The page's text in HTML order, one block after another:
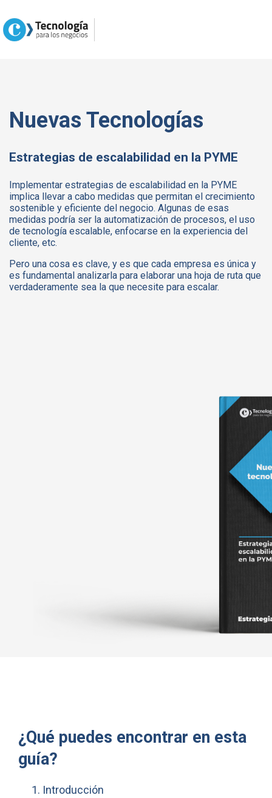
Nuevas Tecnologías
Estrategias de escalabilidad en la PYME
Implementar estrategias de escalabilidad en la PYME
implica llevar a cabo medidas que permitan el crecimiento
sostenible y eficiente del negocio. Algunas de esas
medidas podría ser la automatización de procesos, el uso
de tecnología escalable, enfocarse en la experiencia del
cliente, etc.
Pero una cosa es clave, y es que cada empresa es única y
es fundamental analizarla para elaborar una hoja de ruta que
verdaderamente sea la que necesite para escalar.
¿Qué puedes encontrar en esta
guía?
Introducción